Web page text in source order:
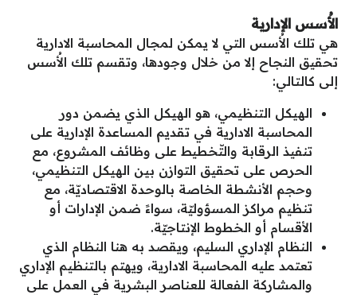
الأُسس الإدارية
هي تلك الأُسس التي لا يمكن لمجال المحاسبة الادارية
تحقيق النجاح إلا من خلال وجودها، وتقسم تلك الأُسس
إلى كالتالي:
الهيكل التنظيمي، هو الهيكل الذي يضمن دور
المحاسبة الادارية في تقديم المساعدة الإدارية على
تنفيذ الرقابة والتّخطيط على وظائف المشروع، مع
الحرص على تحقيق التوازن بين الهيكل التنظيمي،
وحجم الأنشطة الخاصة بالوحدة الاقتصاديّة، مع
تنظيم مراكز المسؤوليّة، سواءً ضمن الإدارات أو
الأقسام أو الخطوط الإنتاجيّة.
النظام الإداري السليم، ويقصد به هنا النظام الذي
تعتمد عليه المحاسبة الادارية، ويهتم بالتنظيم الإداري
والمشاركة الفعالة للعناصر البشرية في العمل على